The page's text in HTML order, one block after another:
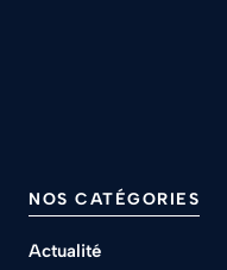
NOS CATÉGORIES
Actualité